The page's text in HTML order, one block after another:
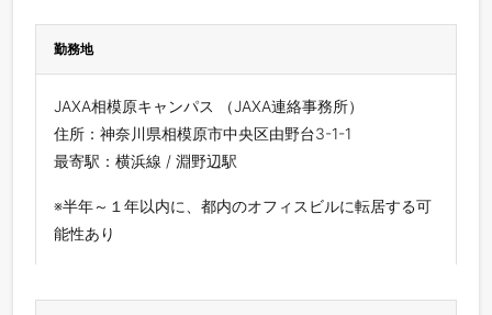
勤務地
JAXA相模原キャンパス （JAXA連絡事務所）
住所：神奈川県相模原市中央区由野台3-1-1
最寄駅：横浜線 / 淵野辺駅
※半年～１年以内に、都内のオフィスビルに転居する可
能性あり